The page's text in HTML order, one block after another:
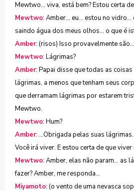
Mewtwo... viva, está bem? Estou certa
Mewtwo: Amber... eu... estou no
saindo água dos meus olhos... o que é
Amber: (risos) Isso provavelmente
Mewtwo: Lágrimas?
Amber: Papai disse que todas as
lágrimas, a menos que tenham seus
que derramam lágrimas por estarem
Mewtwo.
Mewtwo: Hum?
Amber: ...Obrigada pelas suas
Você irá viver. E estou certa de que
Mewtwo: Amber, elas não param... as
fazer? Amber, me responda...
Miyamoto: (o vento de uma nevasca